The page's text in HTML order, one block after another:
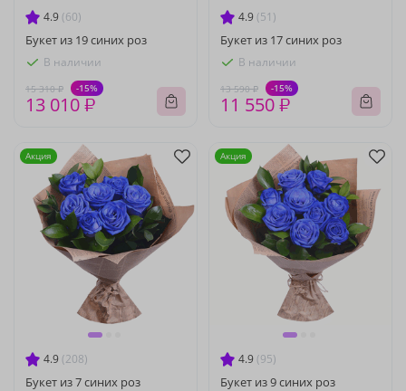
4.9 (60)
Букет из 19 синих роз
В наличии
15 310 ₽ -15%
13 010 ₽
4.9 (51)
Букет из 17 синих роз
В наличии
13 590 ₽ -15%
11 550 ₽
4.9 (208)
Букет из 7 синих роз
Акция
4.9 (95)
Букет из 9 синих роз
Акция